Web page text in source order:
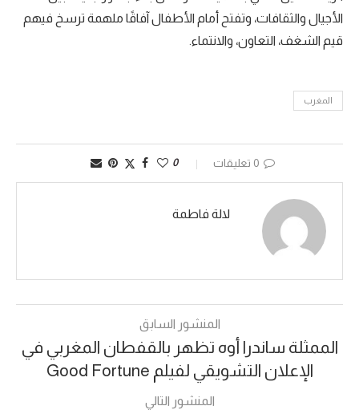
الأجيال والثقافات، وتفتح أمام الأطفال آفاقًا ملهمة ترسخ فيهم
قيم الشغف، التعاون، والانتماء.
المغرب
0 تعليقات 0
لالة فاطمة
المنشور السابق
الممثلة ساندرا أوه تظهر بالقفطان المغربي في
الإعلان التشويقي لفيلم Good Fortune
المنشور التالي